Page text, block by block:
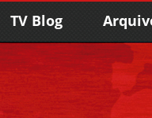
TV Blog